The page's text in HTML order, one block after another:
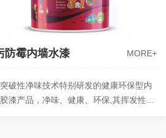
防霉内墙水漆 MORE+
破性净味技术特别研发的健康环保型内
漆产品，净味、健康、环保,其挥发性有